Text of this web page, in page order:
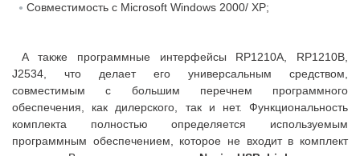
Совместимость с Microsoft Windows 2000/ XP;
А также программные интерфейсы RP1210A, RP1210B,
J2534, что делает его универсальным средством,
совместимым с большим перечнем программного
обеспечения, как дилерского, так и нет. Функциональность
комплекта полностью определяется используемым
программным обеспечением, которое не входит в комплект